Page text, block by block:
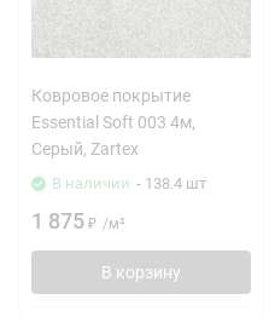
Ковровое покрытие
Essential Soft 003 4м,
Серый, Zartex
В наличии - 138.4 шт
1 875 ₽ /м²
В корзину